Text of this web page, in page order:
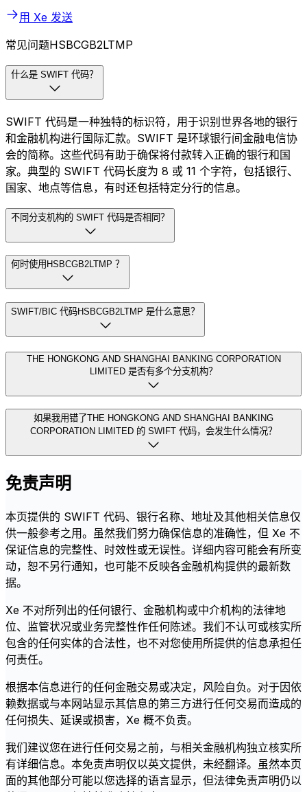
用 Xe 发送
常见问题HSBCGB2LTMP
什么是 SWIFT 代码？
SWIFT 代码是一种独特的标识符，用于识别世界各地的银行
和金融机构进行国际汇款。SWIFT 是环球银行间金融电信协
会的简称。这些代码有助于确保将付款转入正确的银行和国
家。典型的 SWIFT 代码长度为 8 或 11 个字符，包括银行、
国家、地点等信息，有时还包括特定分行的信息。
不同分支机构的 SWIFT 代码是否相同？
何时使用HSBCGB2LTMP ？
SWIFT/BIC 代码HSBCGB2LTMP 是什么意思？
THE HONGKONG AND SHANGHAI BANKING CORPORATION
LIMITED 是否有多个分支机构？
如果我用错了THE HONGKONG AND SHANGHAI BANKING
CORPORATION LIMITED 的 SWIFT 代码，会发生什么情况？
免责声明
本页提供的 SWIFT 代码、银行名称、地址及其他相关信息仅
供一般参考之用。虽然我们努力确保信息的准确性，但 Xe 不
保证信息的完整性、时效性或无误性。详细内容可能会有所变
动，恕不另行通知，也可能不反映各金融机构提供的最新数
据。
Xe 不对所列出的任何银行、金融机构或中介机构的法律地
位、监管状况或业务完整性作任何陈述。我们不认可或核实所
包含的任何实体的合法性，也不对您使用所提供的信息承担任
何责任。
根据本信息进行的任何金融交易或决定，风险自负。对于因依
赖数据或与本网站显示其信息的第三方进行任何交易而造成的
任何损失、延误或损害，Xe 概不负责。
我们建议您在进行任何交易之前，与相关金融机构独立核实所
有详细信息。本免责声明仅以英文提供，未经翻译。虽然本页
面的其他部分可能以您选择的语言显示，但法律免责声明仍以